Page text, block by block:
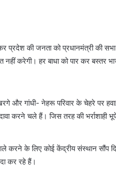
प्रदेश की जनता को प्रधानमंत्री की
करेगी। हर बाधा को पार कर बस्तर
और गांधी- नेहरू परिवार के चेहरे पर
करने चले हैं। जिस तरह की भर्राशाही
करने के लिए कोई केंद्रीय संस्थान सौंप
कर रहे हैं।